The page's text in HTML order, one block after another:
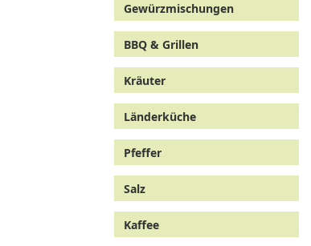
Gewürzmischungen
BBQ & Grillen
Kräuter
Länderküche
Pfeffer
Salz
Kaffee